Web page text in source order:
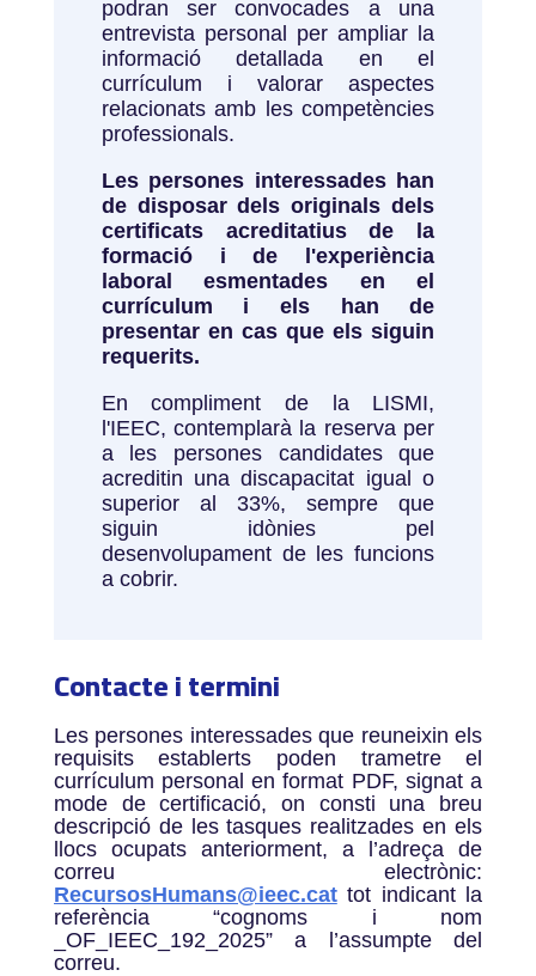
podran ser convocades a una
entrevista personal per ampliar la
informació detallada en el
currículum i valorar aspectes
relacionats amb les competències
professionals.
Les persones interessades han
de disposar dels originals dels
certificats acreditatius de la
formació i de l'experiència
laboral esmentades en el
currículum i els han de
presentar en cas que els siguin
requerits.
En compliment de la LISMI,
l'IEEC, contemplarà la reserva per
a les persones candidates que
acreditin una discapacitat igual o
superior al 33%, sempre que
siguin idònies pel
desenvolupament de les funcions
a cobrir.
Contacte i termini
Les persones interessades que reuneixin els
requisits establerts poden trametre el
currículum personal en format PDF, signat a
mode de certificació, on consti una breu
descripció de les tasques realitzades en els
llocs ocupats anteriorment, a l’adreça de
correu electrònic:
RecursosHumans@ieec.cattot indicant la
referència “cognoms i nom
_OF_IEEC_192_2025” a l’assumpte del
correu.